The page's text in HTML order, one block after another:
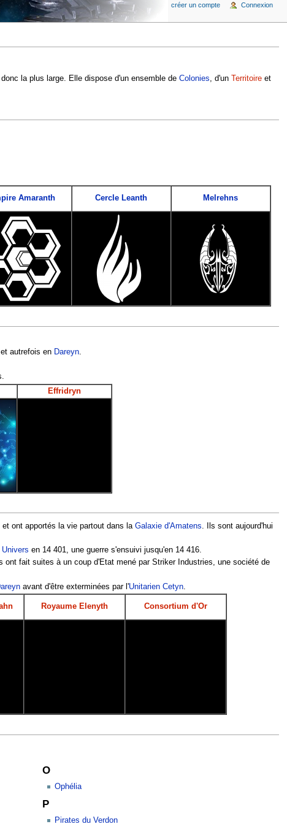
la plus large. Elle dispose d'un ensemble de Colonies , d'un Territoireet
Amaranth Cercle Leanth Melrehns
autrefois en Dareyn.
Effridryn
et ont apportés la vie partout dans la Galaxie d'Amatens . Ils sont aujourd'hui
Univers en 14 401, une guerre s'ensuivi jusqu'en 14 416.
ont fait suites à un coup d'Etat mené par Striker Industries, une société de
avant d'être exterminées par l'Unitarien Cetyn.
Royaume Elenyth Consortium d'Or
O
Ophélia
P
Pirates du Verdon
créer un compte Connexion